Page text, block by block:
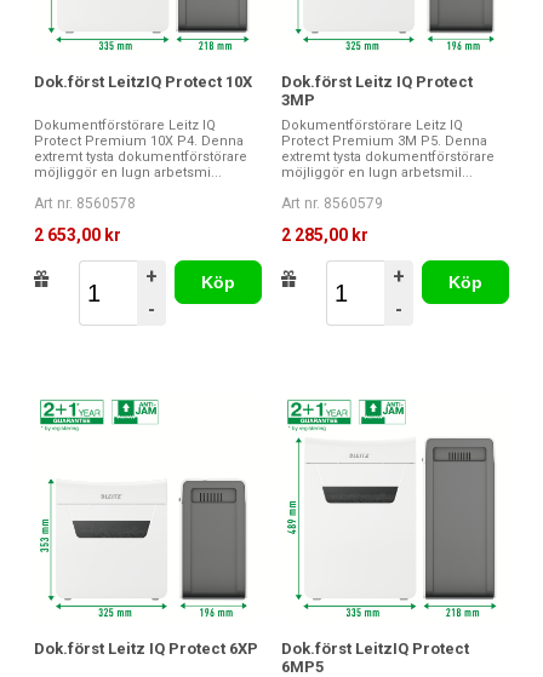
Dok.först LeitzIQ Protect 10X
Dokumentförstörare Leitz IQ
Protect Premium 10X P4. Denna
extremt tysta dokumentförstörare
möjliggör en lugn arbetsmi...
Art nr. 8560578
2 653,00 kr
+
-
Köp
Dok.först Leitz IQ Protect
3MP
Dokumentförstörare Leitz IQ
Protect Premium 3M P5. Denna
extremt tysta dokumentförstörare
möjliggör en lugn arbetsmil...
Art nr. 8560579
2 285,00 kr
+
-
Köp
Dok.först Leitz IQ Protect 6XP
Dok.först LeitzIQ Protect
6MP5